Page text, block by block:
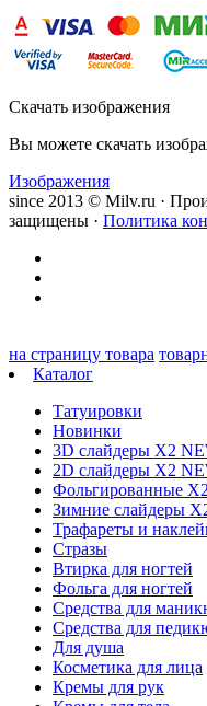
Скачать изображения
Вы можете скачать
Изображения
since 2013 © Milv.ru ·
защищены · Политика
на страницу товара
Каталог
Татуировки
Новинки
3D слайдеры X2
2D слайдеры X2
Фольгированные
Зимние слайдеры
Трафареты и
Стразы
Втирка для ногтей
Фольга для ногтей
Средства для
Средства для
Для душа
Косметика для лица
Кремы для рук